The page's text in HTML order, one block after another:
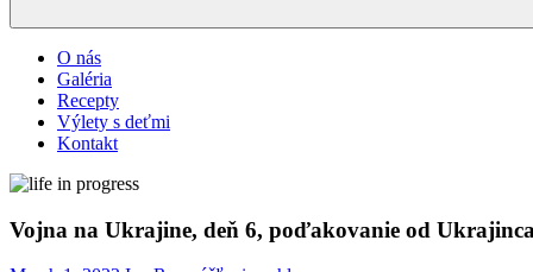
Menu
O nás
Galéria
Recepty
Výlety s deťmi
Kontakt
Vojna na Ukrajine, deň 6, poďakovanie od